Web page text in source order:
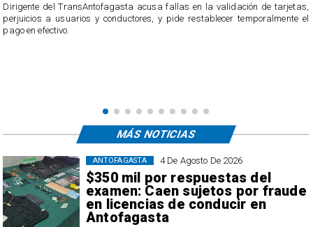
​Dirigente del TransAntofagasta acusa fallas en la validación de tarjetas,
perjuicios a usuarios y conductores, y pide restablecer temporalmente el
pago en efectivo.
4 De Agosto De 2026
$350 mil por respuestas del
examen: Caen sujetos por fraude
en licencias de conducir en
Antofagasta
ANTOFAGASTA
MÁS NOTICIAS